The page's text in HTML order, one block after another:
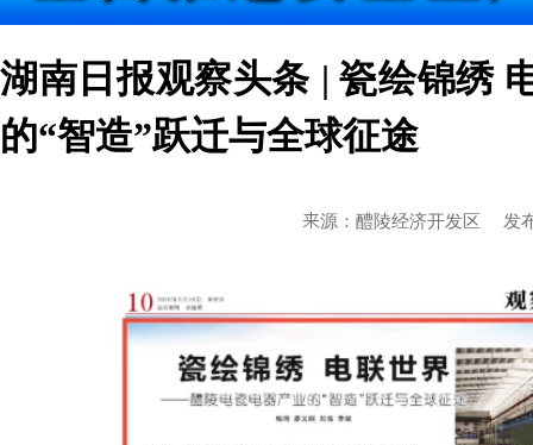
湖南日报观察头条 | 瓷绘锦绣
的“智造”跃迁与全球征途
来源：醴陵经济开发区 发